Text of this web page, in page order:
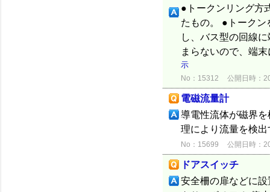
●トークンリング方
たもの。 ●トーク
し、バス型の回線
まらないので、端
示
No：15312 公開日時：
電磁流量計
導電性流体が磁界
理により流量を検
No：15699 公開日時：
ドアスイッチ
安全柵の扉などに